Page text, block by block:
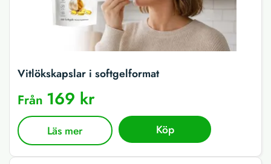
Vitlökskapslar i softgelformat
Från 169 kr
Läs mer Köp